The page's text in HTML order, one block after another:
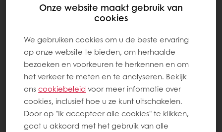
Onze website maakt gebruik van
cookies
We gebruiken cookies om u de beste ervaring
op onze website te bieden, om herhaalde
bezoeken en voorkeuren te herkennen en om
het verkeer te meten en te analyseren. Bekijk
ons ​​cookiebeleid voor meer informatie over
cookies, inclusief hoe u ze kunt uitschakelen.
Door op "Ik accepteer alle cookies" te klikken,
gaat u akkoord met het gebruik van alle